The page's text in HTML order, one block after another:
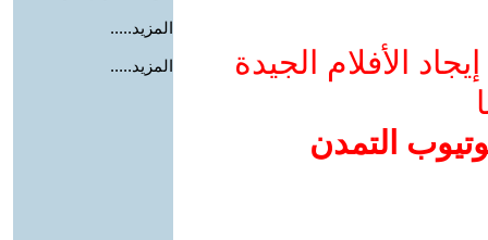
الأفلام الجيدة
التمدن
المزيد.....
المزيد.....